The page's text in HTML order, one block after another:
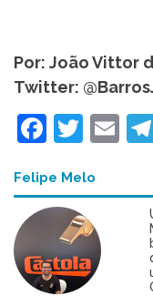
Por: João Vittor
Twitter:
Felipe Melo